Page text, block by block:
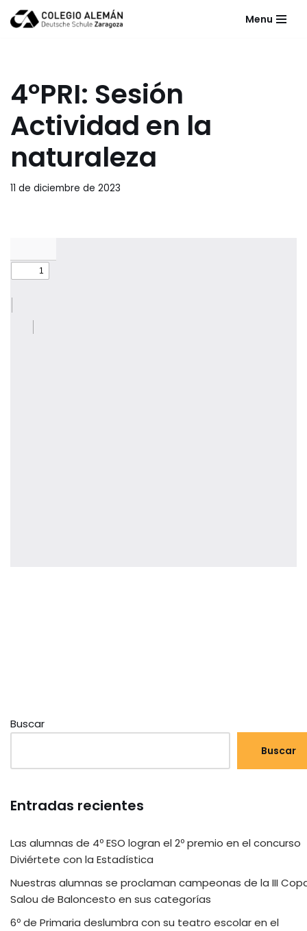
Menu
4ºPRI: Sesión
Actividad en la
naturaleza
11 de diciembre de 2023
Buscar
Buscar
Entradas recientes
Las alumnas de 4º ESO logran el 2º premio en el concurso
Diviértete con la Estadística
Nuestras alumnas se proclaman campeonas de la III
Salou de Baloncesto en sus categorías
6º de Primaria deslumbra con su teatro escolar en el